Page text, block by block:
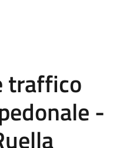
traffico
-